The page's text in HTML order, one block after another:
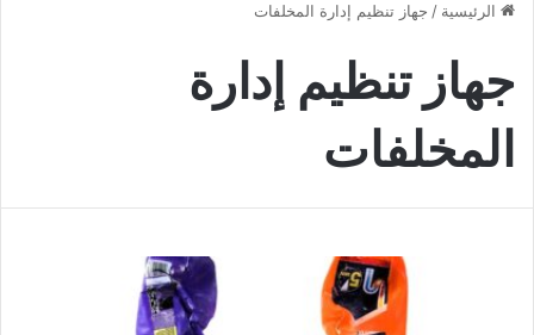
الرئيسية / جهاز تنظيم إدارة المخلفات
جهاز تنظيم إدارة
المخلفات